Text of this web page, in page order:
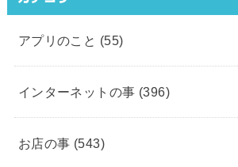
アプリのこと (55)
インターネットの事 (396)
お店の事 (543)